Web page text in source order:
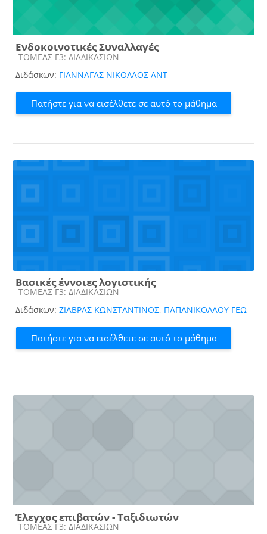
Ενδοκοινοτικές Συναλλαγές
Κατηγορία μαθήματος
ΤΟΜΕΑΣ Γ3: ΔΙΑΔΙΚΑΣΙΩΝ
Διδάσκων: ΓΙΑΝΝΑΓΑΣ ΝΙΚΟΛΑΟΣ ΑΝΤ
Πατήστε για να εισέλθετε σε αυτό το μάθημα
Βασικές έννοιες λογιστικής
Κατηγορία μαθήματος
ΤΟΜΕΑΣ Γ3: ΔΙΑΔΙΚΑΣΙΩΝ
Διδάσκων: ΖΙΑΒΡΑΣ ΚΩΝΣΤΑΝΤΙΝΟΣ, ΠΑΠΑΝΙΚΟΛΑΟΥ ΓΕΩ
Πατήστε για να εισέλθετε σε αυτό το μάθημα
Έλεγχος επιβατών - Ταξιδιωτών
Κατηγορία μαθήματος
ΤΟΜΕΑΣ Γ3: ΔΙΑΔΙΚΑΣΙΩΝ